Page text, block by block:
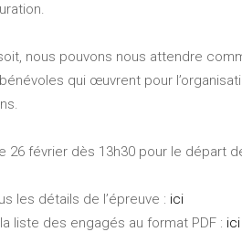
nous pouvons nous attendre
qui œuvrent pour
26 février dès 13h30 pour le départ
les détails de l’épreuve : ici
liste des engagés au format PDF : ici